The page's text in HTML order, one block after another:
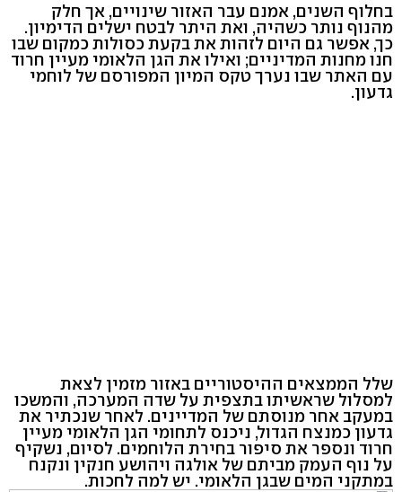
בחלוף השנים, אמנם עבר האזור שינויים, אך חלק
מהנוף נותר כשהיה, ואת היתר לבטח ישלים הדימיון.
כך, אפשר גם היום לזהות את בקעת כסולות כמקום שבו
חנו מחנות המדיניים; ואילו את הגן הלאומי מעיין חרוד
עם האתר שבו נערך טקס המיון המפורסם של לוחמי
גדעון.
שלל הממצאים ההיסטוריים באזור מזמין לצאת
למסלול שראשיתו בתצפית על שדה המערכה, והמשכו
במעקב אחר מנוסתם של המדיינים. לאחר שנכתיר את
גדעון כמנצח הגדול, ניכנס לתחומי הגן הלאומי מעיין
חרוד ונספר את סיפור בחירת הלוחמים. לסיום, נשקיף
על נוף העמק מביתם של אולגה ויהושע חנקין ונקנח
במתקני המים שבגן הלאומי. יש למה לחכות.